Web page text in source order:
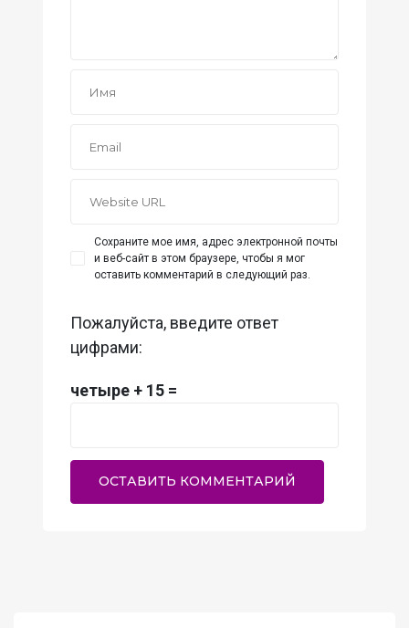
Сохраните мое имя, адрес электронной почты
и веб-сайт в этом браузере, чтобы я мог
оставить комментарий в следующий раз.
Пожалуйста, введите ответ
цифрами:
четыре + 15 =